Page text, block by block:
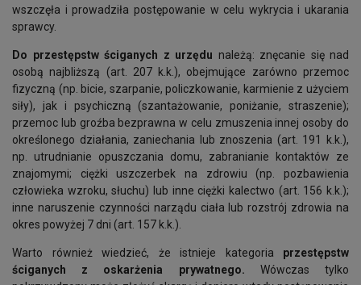
wszczęła i prowadziła postępowanie w celu wykrycia i ukarania
sprawcy.
Do przestępstw ściganych z urzędu należą: znęcanie się nad
osobą najbliższą (art. 207 k.k.), obejmujące zarówno przemoc
fizyczną (np. bicie, szarpanie, policzkowanie, karmienie z użyciem
siły), jak i psychiczną (szantażowanie, poniżanie, straszenie);
przemoc lub groźba bezprawna w celu zmuszenia innej osoby do
określonego działania, zaniechania lub znoszenia (art. 191 k.k.),
np. utrudnianie opuszczania domu, zabranianie kontaktów ze
znajomymi; ciężki uszczerbek na zdrowiu (np. pozbawienia
człowieka wzroku, słuchu) lub inne ciężki kalectwo (art. 156 k.k.);
inne naruszenie czynności narządu ciała lub rozstrój zdrowia na
okres powyżej 7 dni (art. 157 k.k.).
Warto również wiedzieć, że istnieje kategoria przestępstw
ściganych z oskarżenia prywatnego. Wówczas tylko